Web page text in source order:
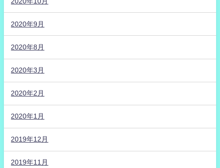
2020年9月
2020年8月
2020年3月
2020年2月
2020年1月
2019年12月
2019年11月